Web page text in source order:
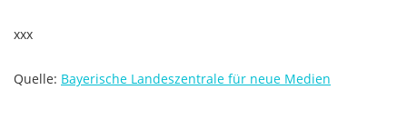
xxx
Quelle: Bayerische Landeszentrale für neue Medien